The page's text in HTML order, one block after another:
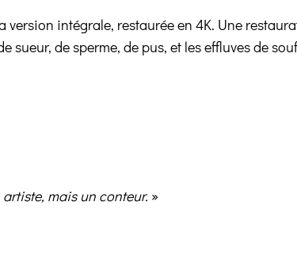
version intégrale, restaurée en 4K. Une
sueur, de sperme, de pus, et les effluves de
mais un conteur. »